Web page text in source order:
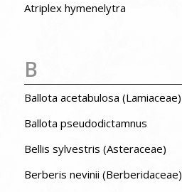
Atriplex hymenelytra
B
Ballota acetabulosa (Lamiaceae)
Ballota pseudodictamnus
Bellis sylvestris (Asteraceae)
Berberis nevinii (Berberidaceae)